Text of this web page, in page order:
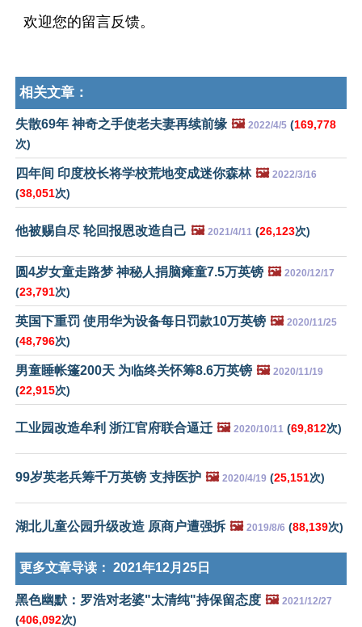
欢迎您的留言反馈。
相关文章：
失散69年 神奇之手使老夫妻再续前缘 🖼️ 2022/4/5 (169,778
次)
四年间 印度校长将学校荒地变成迷你森林 🖼️ 2022/3/16
(38,051次)
他被赐自尽 轮回报恩改造自己 🖼️ 2021/4/11 (26,123次)
圆4岁女童走路梦 神秘人捐脑瘫童7.5万英镑 🖼️ 2020/12/17
(23,791次)
英国下重罚 使用华为设备每日罚款10万英镑 🖼️ 2020/11/25
(48,796次)
男童睡帐篷200天 为临终关怀筹8.6万英镑 🖼️ 2020/11/19
(22,915次)
工业园改造牟利 浙江官府联合逼迁 🖼️ 2020/10/11 (69,812次)
99岁英老兵筹千万英镑 支持医护 🖼️ 2020/4/19 (25,151次)
湖北儿童公园升级改造 原商户遭强拆 🖼️ 2019/8/6 (88,139次)
更多文章导读： 2021年12月25日
黑色幽默：罗浩对老婆"太清纯"持保留态度 🖼️ 2021/12/27
(406,092次)